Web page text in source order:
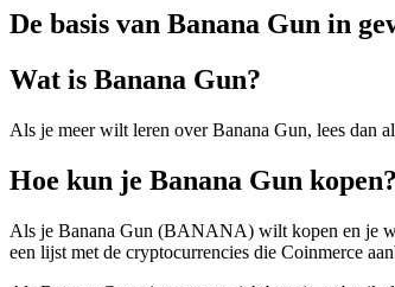
De basis van Banana Gun in
Wat is Banana Gun?
Als je meer wilt leren over Banana Gun, lees dan
Hoe kun je Banana Gun kopen?
Als je Banana Gun (BANANA) wilt kopen en je
een lijst met de cryptocurrencies die Coinmerce